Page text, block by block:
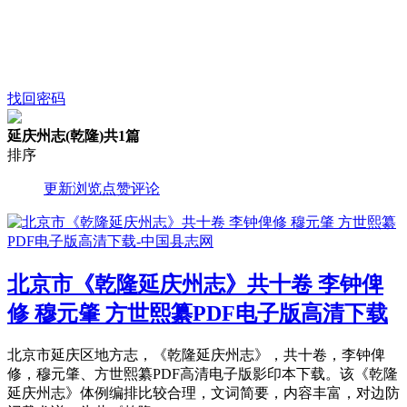
找回密码
延庆州志(乾隆)共1篇
排序
更新浏览点赞评论
北京市《乾隆延庆州志》共十卷 李钟俾
修 穆元肇 方世熙纂PDF电子版高清下载
北京市延庆区地方志，《乾隆延庆州志》，共十卷，李钟俾
修，穆元肇、方世熙纂PDF高清电子版影印本下载。该《乾隆
延庆州志》体例编排比较合理，文词简要，内容丰富，对边防